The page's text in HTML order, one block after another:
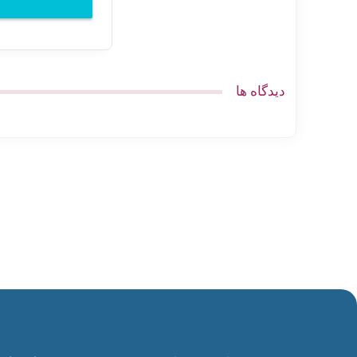
دیدگاه ها